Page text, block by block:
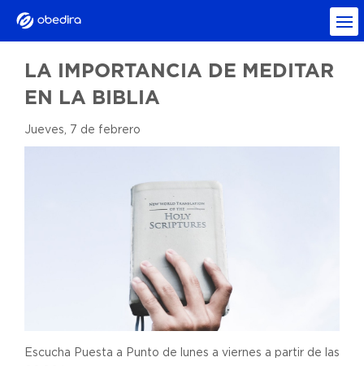
LA IMPORTANCIA DE MEDITAR
EN LA BIBLIA
Jueves, 7 de febrero
Escucha Puesta a Punto de lunes a viernes a partir de las